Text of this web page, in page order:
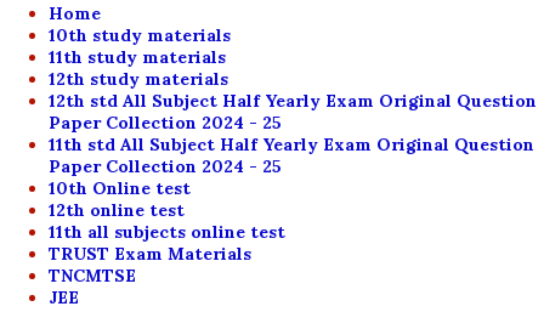
Home
10th study materials
11th study materials
12th study materials
12th std All Subject Half Yearly Exam Original Question
Paper Collection 2024 - 25
11th std All Subject Half Yearly Exam Original Question
Paper Collection 2024 - 25
10th Online test
12th online test
11th all subjects online test
TRUST Exam Materials
TNCMTSE
JEE